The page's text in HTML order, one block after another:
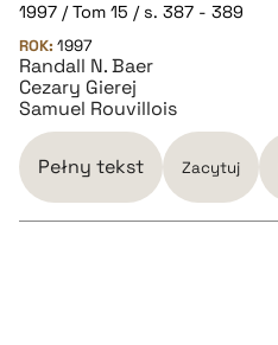
1997 / Tom 15 / s. 387 - 389
ROK: 1997
Randall N. Baer
Cezary Gierej
Samuel Rouvillois
Pełny tekst Zacytuj